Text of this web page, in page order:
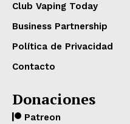
Club Vaping Today
Business Partnership
Política de Privacidad
Contacto
Donaciones
Patreon